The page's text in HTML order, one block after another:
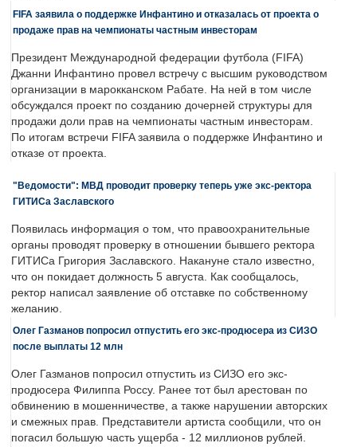
FIFA заявила о поддержке Инфантино и отказалась от проекта о
продаже прав на чемпионаты частным инвесторам
Президент Международной федерации футбола (FIFA)
Джанни Инфантино провел встречу с высшим руководством
организации в марокканском Рабате. На ней в том числе
обсуждался проект по созданию дочерней структуры для
продажи доли прав на чемпионаты частным инвесторам.
По итогам встречи FIFA заявила о поддержке Инфантино и
отказе от проекта.
"Ведомости": МВД проводит проверку теперь уже экс-ректора
ГИТИСа Заславского
Появилась информация о том, что правоохранительные
органы проводят проверку в отношении бывшего ректора
ГИТИСа Григория Заславского. Накануне стало известно,
что он покидает должность 5 августа. Как сообщалось,
ректор написал заявление об отставке по собственному
желанию.
Олег Газманов попросил отпустить его экс-продюсера из СИЗО
после выплаты 12 млн
Олег Газманов попросил отпустить из СИЗО его экс-
продюсера Филиппа Россу. Ранее тот был арестован по
обвинению в мошенничестве, а также нарушении авторских
и смежных прав. Представители артиста сообщили, что он
погасил большую часть ущерба - 12 миллионов рублей.